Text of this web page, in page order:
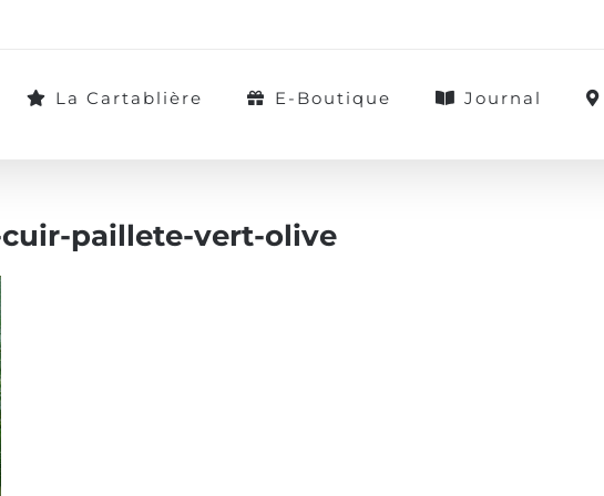
La Cartablière E-Boutique Journal
paillete-vert-olive